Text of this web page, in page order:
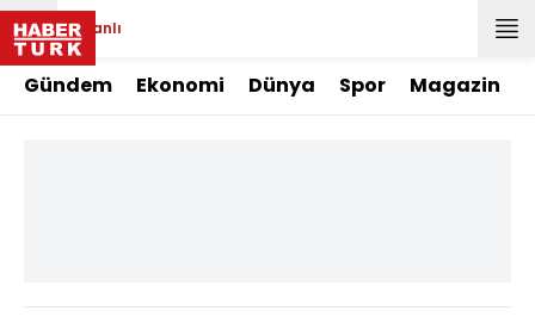
Canlı
Gündem Ekonomi Dünya Spor Magazin